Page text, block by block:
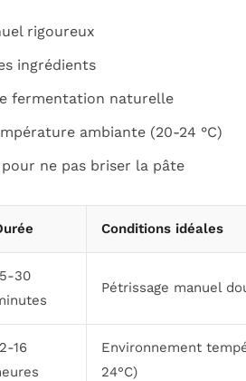
rigoureux
ingrédients
fermentation naturelle
ambiante (20-24 °C)
ne pas briser la pâte
Conditions idéales
30
Pétrissage manuel
16
Environnement
24°C)